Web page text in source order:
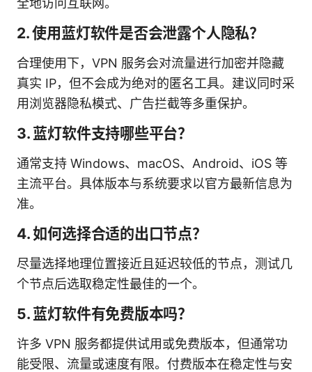
2. 使用蓝灯软件是否会泄露个人隐私？
合理使用下，VPN 服务会对流量进行加密并隐藏
真实 IP，但不会成为绝对的匿名工具。建议同时采
用浏览器隐私模式、广告拦截等多重保护。
3. 蓝灯软件支持哪些平台？
通常支持 Windows、macOS、Android、iOS 等
主流平台。具体版本与系统要求以官方最新信息为
准。
4. 如何选择合适的出口节点？
尽量选择地理位置接近且延迟较低的节点，测试几
个节点后选取稳定性最佳的一个。
5. 蓝灯软件有免费版本吗？
许多 VPN 服务都提供试用或免费版本，但通常功
能受限、流量或速度有限。付费版本在稳定性与安